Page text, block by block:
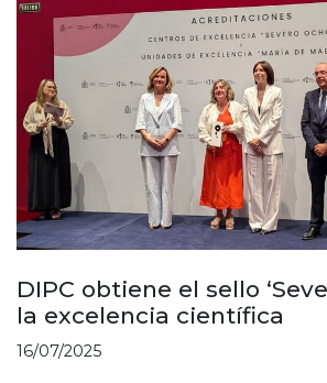
DIPC obtiene el sello
la excelencia científica
16/07/2025